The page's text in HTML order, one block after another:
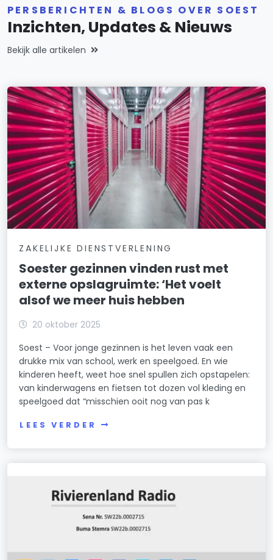
PERSBERICHTEN & BLOGS OVER SOEST
Inzichten, Updates & Nieuws
Bekijk alle artikelen
ZAKELIJKE DIENSTVERLENING
Soester gezinnen vinden rust met
externe opslagruimte: ‘Het voelt
alsof we meer huis hebben
20 oktober 2025
Soest – Voor jonge gezinnen is het leven vaak een
drukke mix van school, werk en speelgoed. En wie
kinderen heeft, weet hoe snel spullen zich opstapelen:
van kinderwagens en fietsen tot dozen vol kleding en
speelgoed dat “misschien ooit nog van pas k
LEES VERDER